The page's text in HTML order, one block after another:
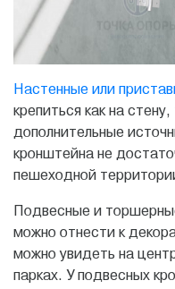
Настенные или
крепиться как на
дополнительные
кронштейна не
пешеходной
Подвесные и
можно отнести к
можно увидеть на
парках. У подвесных